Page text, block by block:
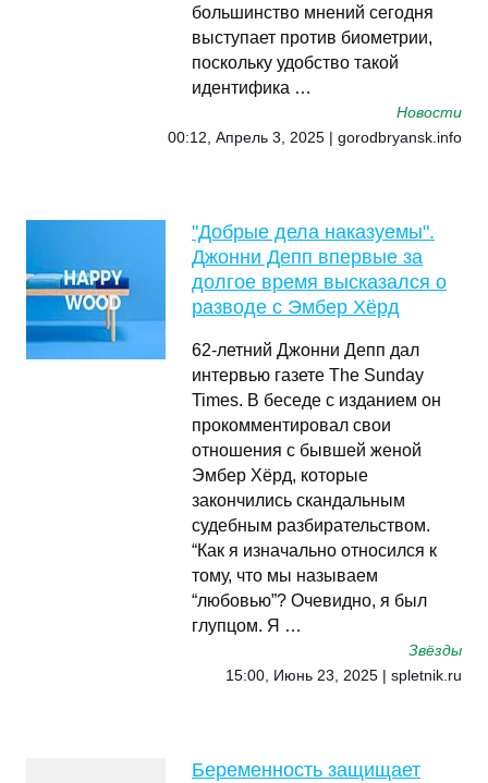
большинство мнений сегодня
выступает против биометрии,
поскольку удобство такой
идентифика …
Новости
00:12, Апрель 3, 2025 | gorodbryansk.info
"Добрые дела наказуемы".
Джонни Депп впервые за
долгое время высказался о
разводе с Эмбер Хёрд
62-летний Джонни Депп дал
интервью газете The Sunday
Times. В беседе с изданием он
прокомментировал свои
отношения с бывшей женой
Эмбер Хёрд, которые
закончились скандальным
судебным разбирательством.
“Как я изначально относился к
тому, что мы называем
“любовью”? Очевидно, я был
глупцом. Я …
Звёзды
15:00, Июнь 23, 2025 | spletnik.ru
Беременность защищает